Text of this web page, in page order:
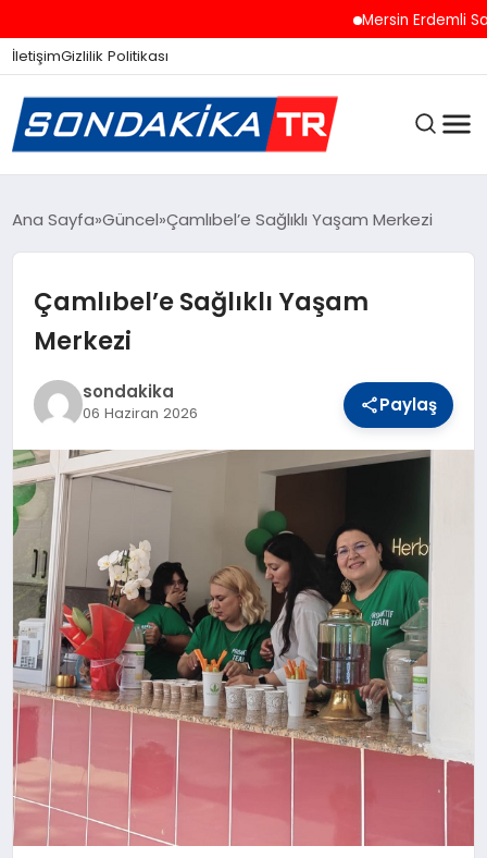
Mersin Erdemli
İletişimGizlilik Politikası
ANASAYFA
SON DAKIKA
GÜNCEL
SPOR
YAŞAM
TEKNOLOJI
EKONOMI
EĞITIM
Ana Sayfa Güncel Çamlıbel’e Sağlıklı Yaşam Merkezi
Çamlıbel’e Sağlıklı Yaşam
Merkezi
sondakika
06 Haziran 2026 Paylaş